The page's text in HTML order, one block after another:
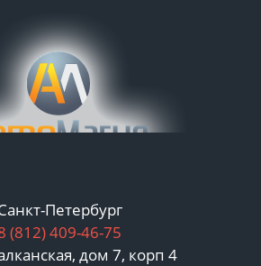
Петербург
(812)409-46-75
дом 7, корп 4